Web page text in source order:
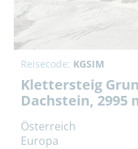
Reisecode: KGSIM
Klettersteig
Dachstein, 2995
Österreich
Europa